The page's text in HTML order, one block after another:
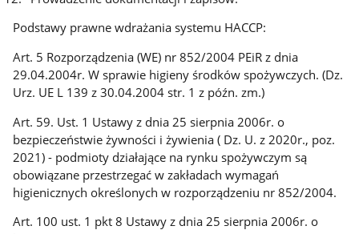
Podstawy prawne wdrażania systemu HACCP:
Art. 5 Rozporządzenia (WE) nr 852/2004 PEiR z dnia
29.04.2004r. W sprawie higieny środków spożywczych. (Dz.
Urz. UE L 139 z 30.04.2004 str. 1 z późn. zm.)
Art. 59. Ust. 1 Ustawy z dnia 25 sierpnia 2006r. o
bezpieczeństwie żywności i żywienia ( Dz. U. z 2020r., poz.
2021) - podmioty działające na rynku spożywczym są
obowiązane przestrzegać w zakładach wymagań
higienicznych określonych w rozporządzeniu nr 852/2004.
Art. 100 ust. 1 pkt 8 Ustawy z dnia 25 sierpnia 2006r. o